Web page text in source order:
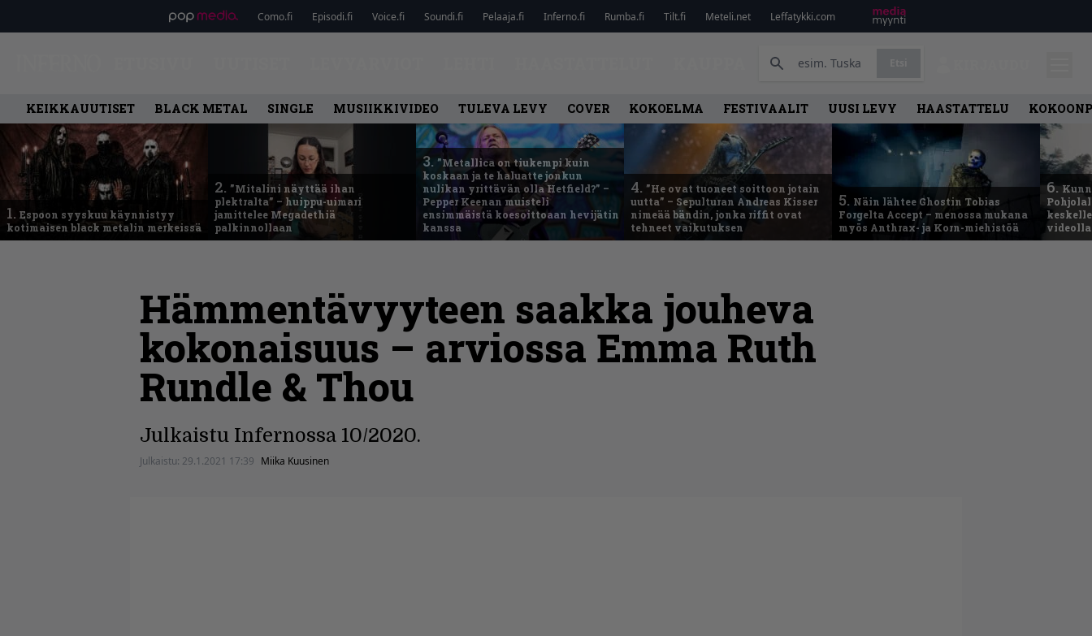
Como.fi Episodi.fi Voice.fi Soundi.fi Pelaaja.fi Inferno.fi Rumba.fi Tilt.fi Meteli.net Leffatykki.com
KEIKKAUUTISET BLACK METAL SINGLE MUSIIKKIVIDEO TULEVA LEVY COVER KOKOELMA FESTIVAALIT UUSI LEVY HAASTATTELU
1. Espoon syyskuu käynnistyy
kotimaisen black metalin merkeissä
2. ”Mitalini näyttää ihan
plektralta” – huippu-uimari
jamittelee Megadethiä
palkinnollaan
3. ”Metallica on tiukempi kuin
koskaan ja te haluatte jonkun
nulikan yrittävän olla Hetfield?” –
Pepper Keenan muisteli
ensimmäistä koesoittoaan hevijätin
kanssa
4. ”He ovat tuoneet soittoon jotain
uutta” – Sepulturan Andreas Kisser
nimeää bändin, jonka riffit ovat
tehneet vaikutuksen
5. Näin lähtee Ghostin Tobias
Forgelta Accept – menossa mukana
myös Anthrax- ja Korn-miehistöä
6.
Hämmentävyyteen saakka jouheva
kokonaisuus – arviossa Emma Ruth
Rundle & Thou
Julkaistu Infernossa 10/2020.
Julkaistu: 29.1.2021 17:39 Miika Kuusinen